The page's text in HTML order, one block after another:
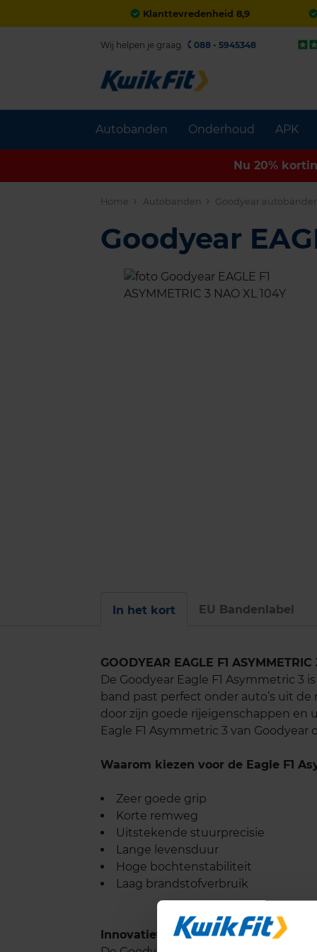
Klanttevredenheid 8,9
Autobanden Onderhoud APK
Wij helpen je graag. 088 - 5945348
Nu 20%
Home Autobanden Goodyear
Goodyear
In het kort EU Bandenlabel
GOODYEAR EAGLE F1 ASYMMETRIC
De Goodyear Eagle F1 Asymmetric
band past perfect onder auto’s uit
door zijn goede rijeigenschappen en
Eagle F1 Asymmetric 3 van
Waarom kiezen voor de Eagle F1
Zeer goede grip
Korte remweg
Uitstekende stuurprecisie
Lange levensduur
Hoge bochtenstabiliteit
Laag brandstofverbruik
Innovatieve technologieën: